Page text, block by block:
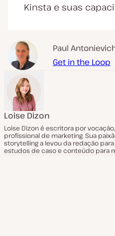
Kinsta e suas
Paul
Get in the Loop
Loise Dizon
Loise Dizon é escritora por
profissional de marketing. Sua
storytelling a levou da redação
estudos de caso e conteúdo para